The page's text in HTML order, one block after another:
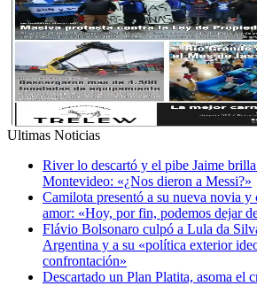
Ultimas Noticias
River lo descartó y el pibe Jaime
Montevideo: «¿Nos dieron a Messi?»
Camilota presentó a su nueva novia y
amor: «Hoy, por fin, podemos dejar
Flávio Bolsonaro culpó a Lula da
Argentina y a su «política exterior
confrontación»
Descartado un Plan Platita, asoma el